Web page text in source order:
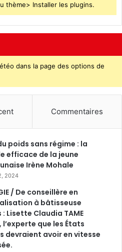
thème> Installer les plugins.
dans la page des options de
Commentaires
poids sans régime : la
efficace de la jeune
Irène Mohale
2024
/ De conseillère en
à bâtisseuse
: Lisette Claudia TAME
l’experte que les États
devraient avoir en vitesse